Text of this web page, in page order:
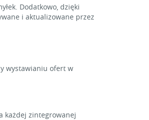
Dodatkowo, dzięki
i aktualizowane przez
wystawianiu ofert w
każdej zintegrowanej